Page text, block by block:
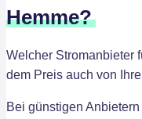
Hemme?
Welcher Stromanbieter
dem Preis auch von
Bei günstigen